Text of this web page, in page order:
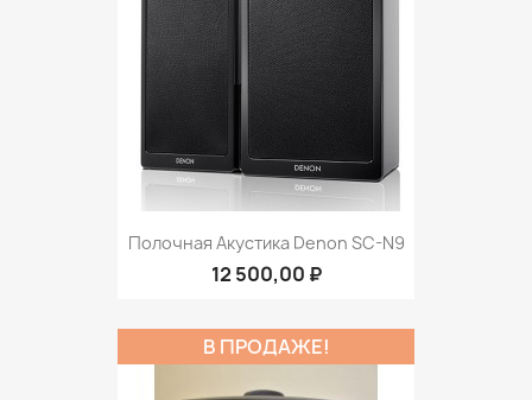
Полочная Акустика Denon SC-N9
12 500,00 ₽
В ПРОДАЖЕ!